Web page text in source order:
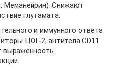
Меманейрин). Снижают
глутамата.
и иммунного ответа
ЦОГ-2, антитела CD11
выраженность